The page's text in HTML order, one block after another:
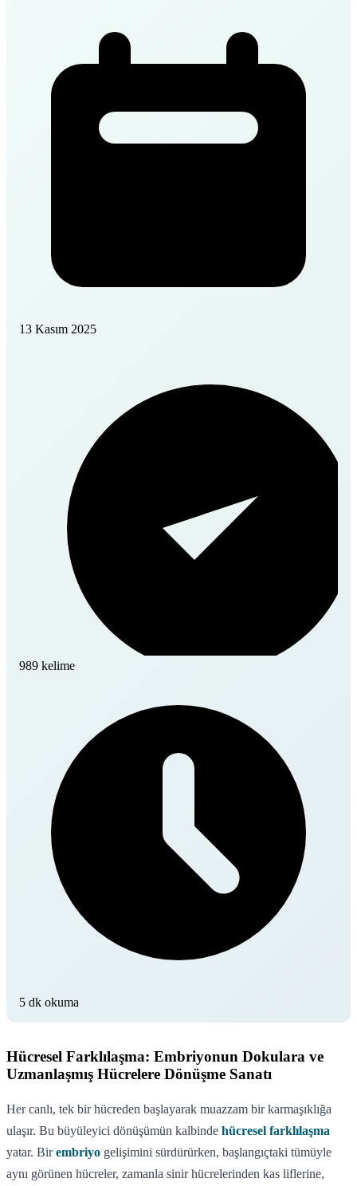
13 Kasım 2025
989 kelime
5 dk okuma
Hücresel Farklılaşma: Embriyonun Dokulara ve
Uzmanlaşmış Hücrelere Dönüşme Sanatı
Her canlı, tek bir hücreden başlayarak muazzam bir karmaşıklığa
ulaşır. Bu büyüleyici dönüşümün kalbinde hücresel farklılaşma
yatar. Birembriyo gelişimini sürdürürken, başlangıçtaki tümüyle
aynı görünen hücreler, zamanla sinir hücrelerinden kas liflerine,